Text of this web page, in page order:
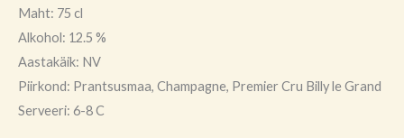
Maht: 75 cl
Alkohol: 12.5 %
Aastakäik: NV
Piirkond: Prantsusmaa, Champagne, Premier Cru Billy le Grand
Serveeri: 6-8 C